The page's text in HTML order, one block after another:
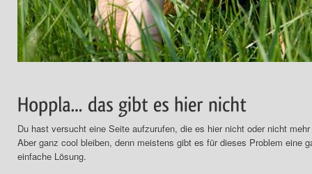
Du hast versucht eine Seite aufzurufen, die es hier nicht oder nicht
Aber ganz cool bleiben, denn meistens gibt es für dieses Problem eine
einfache Lösung.